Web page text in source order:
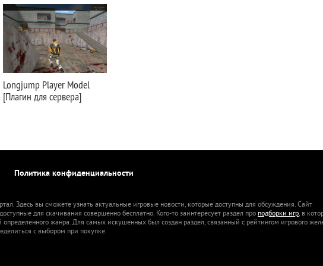
Longjump Player Model
[Плагин для сервера]
Политика конфиденциальности
Здесь вы сможете узнать актуальные игровые новости, которые доступны для обсуждения. Сайт
для скачивания совершенно бесплатно. Кого-то заинтересует раздел про подборки игр, в
определенного жанра. Для самых искушенных был создан раздел, связанный с рейтингом игрового
с выбором при покупке.